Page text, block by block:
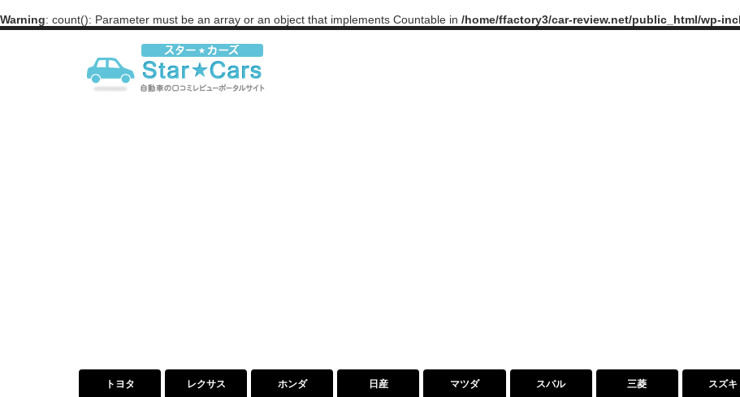
Warning: count(): Parameter must be an array or an object that implements Countable in /home/ffactory3/car-review.net/public_html/wp-
トヨタ レクサス ホンダ 日産 マツダ スバル 三菱 スズキ